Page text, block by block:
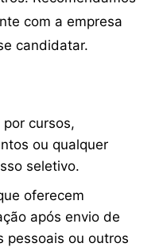
com a empresa
candidatar.
cursos,
ou qualquer
seletivo.
oferecem
após envio de
pessoais ou outros